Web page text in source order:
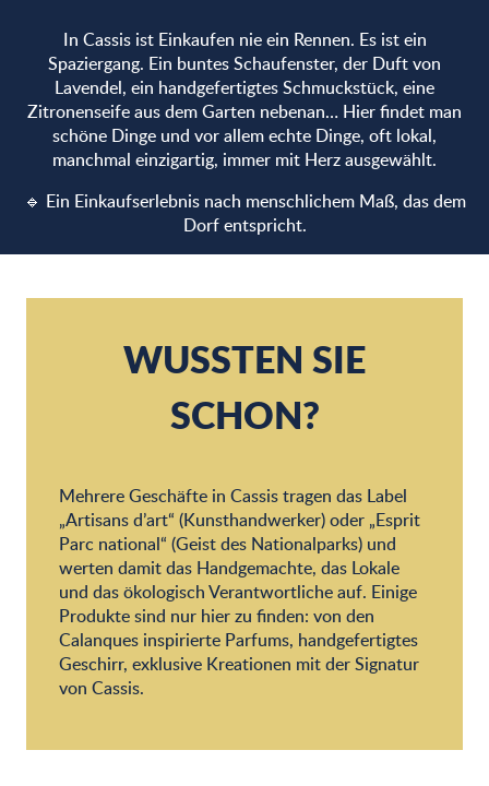
In Cassis ist Einkaufen nie ein Rennen. Es ist ein
Spaziergang. Ein buntes Schaufenster, der Duft von
Lavendel, ein handgefertigtes Schmuckstück, eine
Zitronenseife aus dem Garten nebenan… Hier findet man
schöne Dinge und vor allem echte Dinge, oft lokal,
manchmal einzigartig, immer mit Herz ausgewählt.
🔹 Ein Einkaufserlebnis nach menschlichem Maß, das dem
Dorf entspricht.
Tabac du Val d'Ore
Mila au Marais
WUSSTEN SIE
SCHON?
Mehrere Geschäfte in Cassis tragen das Label
„Artisans d’art“ (Kunsthandwerker) oder „Esprit
Parc national“ (Geist des Nationalparks) und
werten damit das Handgemachte, das Lokale
und das ökologisch Verantwortliche auf. Einige
Produkte sind nur hier zu finden: von den
Calanques inspirierte Parfums, handgefertigtes
Geschirr, exklusive Kreationen mit der Signatur
von Cassis.